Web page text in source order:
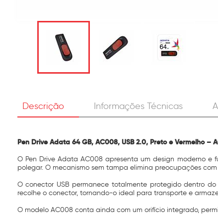
Descrição Informações Técnicas
Pen Drive Adata 64 GB, AC008, USB 2.0, Preto e Vermelho –
O Pen Drive Adata AC008 apresenta um design moderno
polegar. O mecanismo sem tampa elimina preocupações
O conector USB permanece totalmente protegido dentro
recolhe o conector, tornando-o ideal para transporte e
O modelo AC008 conta ainda com um orifício integrado,